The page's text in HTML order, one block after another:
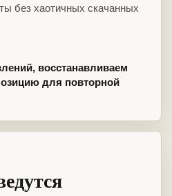
без хаотичных скачанных
восстанавливаем
для повторной